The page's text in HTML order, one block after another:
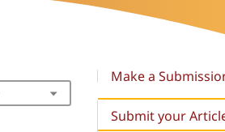
Make a
Submit your